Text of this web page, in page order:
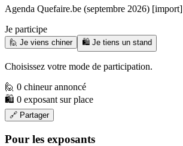
Agenda Quefaire.be (septembre 2026) [import]
Je participe
🙋 Je viens chiner 🛍️ Je tiens un stand
Choisissez votre mode de participation.
🙋 0 chineur annoncé
🛍️ 0 exposant sur place
🔗 Partager
Pour les exposants